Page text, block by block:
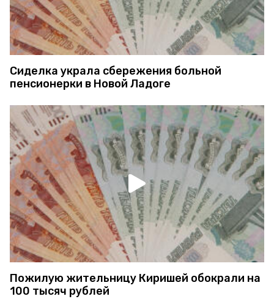
Сиделка украла сбережения больной
пенсионерки в Новой Ладоге
Пожилую жительницу Киришей обокрали на
100 тысяч рублей